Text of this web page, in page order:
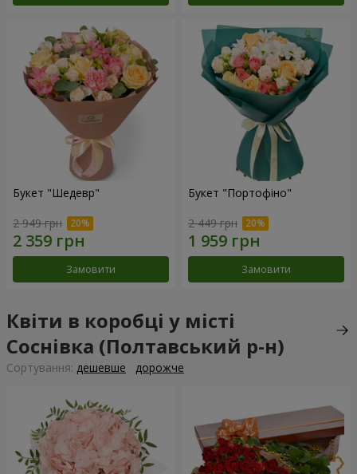
Букет "Шедевр"
2 949 грн
Замовити
Букет "Портофіно"
2 449 грн
Замовити
Квіти в коробці у місті
Соснівка (Полтавський р-н)
Сортування: дешевше дорожче